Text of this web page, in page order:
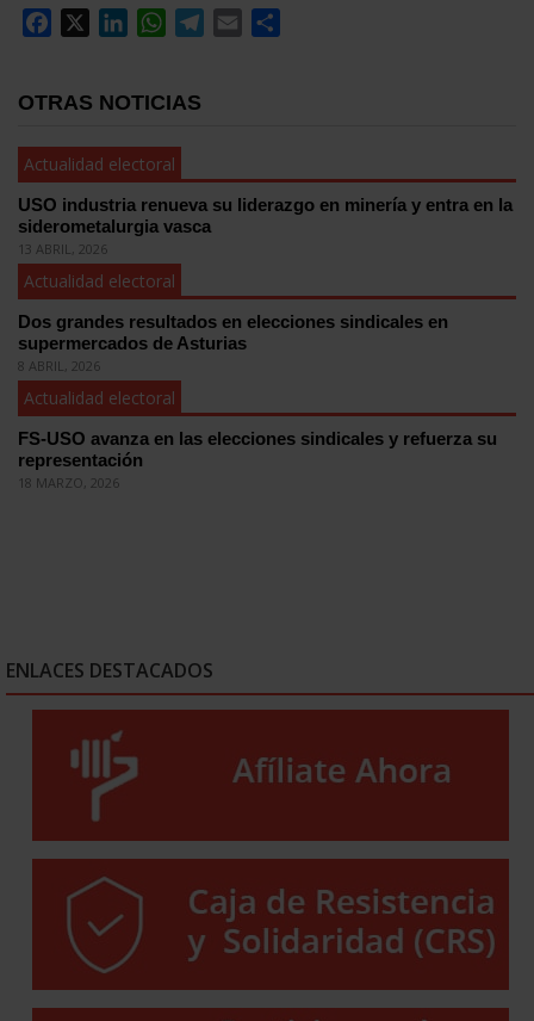
Facebook
LinkedInWhatsApp
Telegram
Email
OTRAS NOTICIAS
Actualidad electoral
USO industria renueva su liderazgo en minería y entra en la
siderometalurgia vasca
13 ABRIL, 2026
Actualidad electoral
Dos grandes resultados en elecciones sindicales en
supermercados de Asturias
8 ABRIL, 2026
Actualidad electoral
FS-USO avanza en las elecciones sindicales y refuerza su
representación
18 MARZO, 2026
ENLACES DESTACADOS